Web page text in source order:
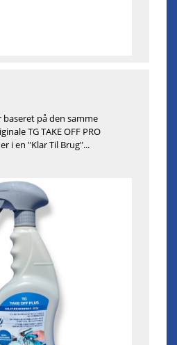
baseret på den samme
TG TAKE OFF PRO
i en "Klar Til Brug"...